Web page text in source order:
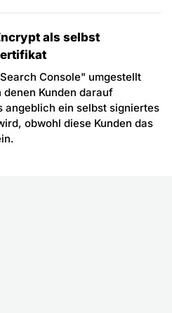
als selbst
Console" umgestellt
Kunden darauf
angeblich ein selbst signiertes
obwohl diese Kunden das